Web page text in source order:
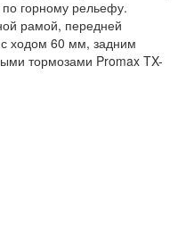
горному рельефу.
рамой, передней
ходом 60 мм, задним
тормозами Promax TX-